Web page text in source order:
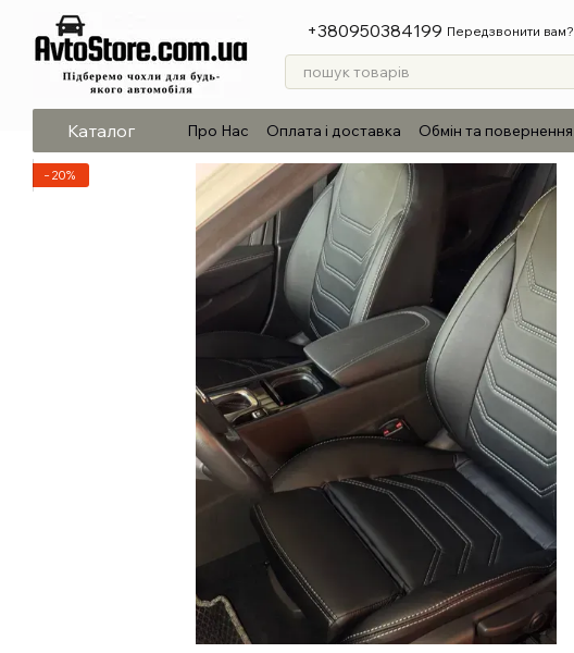
Перейти до основного контенту
+380950384199 Передзвонити вам?
Каталог Про Нас Оплата і доставка Обмін та повернення
−20%